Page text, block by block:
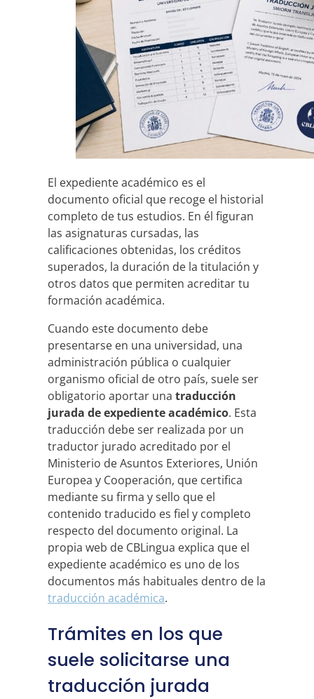
El expediente académico es el
documento oficial que recoge el historial
completo de tus estudios. En él figuran
las asignaturas cursadas, las
calificaciones obtenidas, los créditos
superados, la duración de la titulación y
otros datos que permiten acreditar tu
formación académica.
Cuando este documento debe
presentarse en una universidad, una
administración pública o cualquier
organismo oficial de otro país, suele ser
obligatorio aportar una traducción
jurada de expediente académico. Esta
traducción debe ser realizada por un
traductor jurado acreditado por el
Ministerio de Asuntos Exteriores, Unión
Europea y Cooperación, que certifica
mediante su firma y sello que el
contenido traducido es fiel y completo
respecto del documento original. La
propia web de CBLingua explica que el
expediente académico es uno de los
documentos más habituales dentro de la
traducción académica.
Trámites en los que
suele solicitarse una
traducción jurada